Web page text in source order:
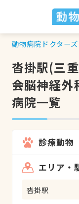
動物病院ドクター
沓掛駅(三
会脳神経外
病院一覧
診療動物
エリア・
沓掛駅